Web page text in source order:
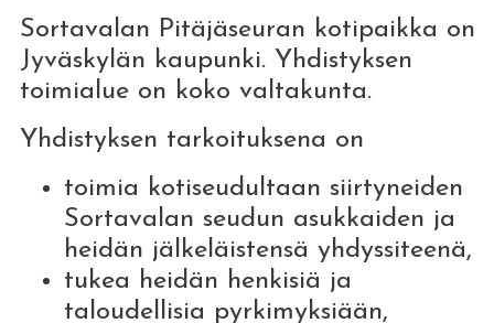
Sortavalan Pitäjäseuran kotipaikka on
Jyväskylän kaupunki. Yhdistyksen
toimialue on koko valtakunta.
Yhdistyksen tarkoituksena on
toimia kotiseudultaan siirtyneiden
Sortavalan seudun asukkaiden ja
heidän jälkeläistensä yhdyssiteenä,
tukea heidän henkisiä ja
taloudellisia pyrkimyksiään,